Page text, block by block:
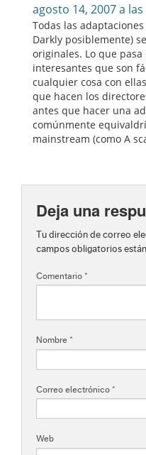
agosto 14, 2007 a las
Todas las
Darkly posiblemente)
originales. Lo que
interesantes que son
cualquier cosa con
que hacen los
antes que hacer una
comúnmente
mainstream (como A
Deja una
Tu dirección de correo
campos obligatorios
Comentario *
Nombre *
Correo electrónico *
Web